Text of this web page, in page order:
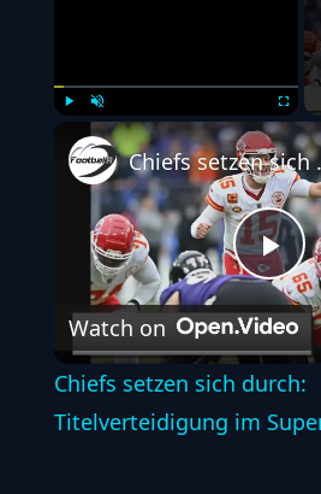
Unmute
Chiefs
Watch on
Chiefs setzen sich durch:
Titelverteidigung im